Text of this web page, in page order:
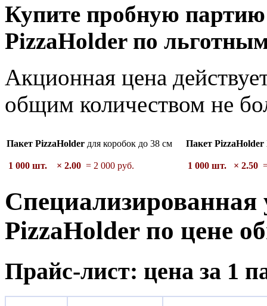
Купите пробную
PizzaHolder по
Акционная цена
общим количеством не
Пакет PizzaHolder для коробок до 38 см
1 000 шт. × 2.00 = 2 000 руб.
Пакет
1 000 шт. × 2.50
PizzaHolder по цене
Прайс-лист: цена за 1